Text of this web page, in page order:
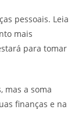
pessoais. Leia
mais
para tomar
mas a soma
finanças e na